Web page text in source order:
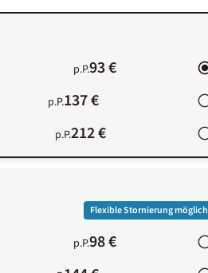
p.P.93 €
p.P.137 €
p.P.212 €
Flexible Stornierung möglich
p.P.98 €